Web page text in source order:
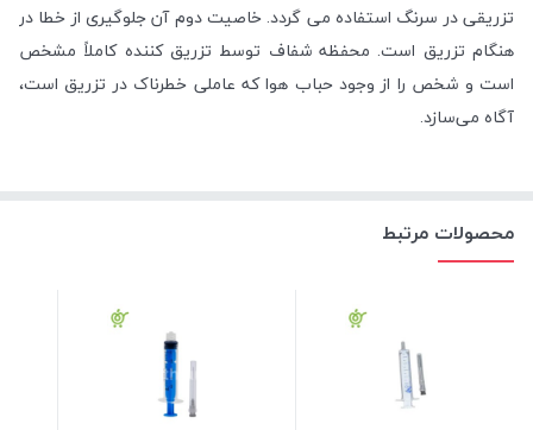
تزریقی در سرنگ استفاده می گردد. خاصیت دوم آن جلوگیری از خطا در
هنگام تزریق است. محفظه شفاف توسط تزریق کننده کاملاً مشخص
است و شخص را از وجود حباب هوا که عاملی خطرناک در تزریق است،
آگاه می‌سازد.
محصولات مرتبط